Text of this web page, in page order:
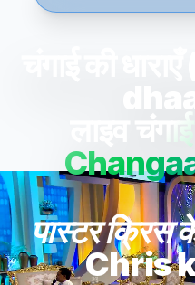
लाइव
पास्टर
Chris